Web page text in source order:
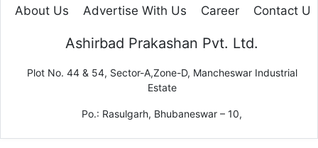
About Us Advertise With Us Career Contact Us
Ashirbad Prakashan Pvt. Ltd.
Plot No. 44 & 54, Sector-A,Zone-D, Mancheswar Industrial
Estate
Po.: Rasulgarh, Bhubaneswar – 10,